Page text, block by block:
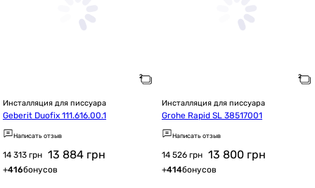
Инсталляция для писсуара
Geberit Duofix 111.616.00.1
Написать отзыв
14 313 грн 13 884 грн
+416бонусов
Инсталляция для писсуара
Grohe Rapid SL 38517001
Написать отзыв
14 526 грн 13 800 грн
+414бонусов